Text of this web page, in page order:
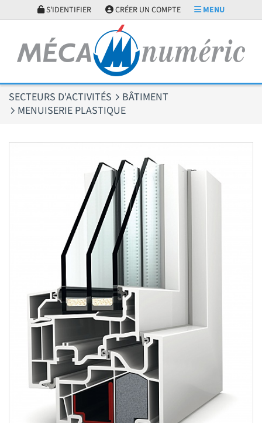
S'IDENTIFIER CRÉER UN COMPTE MENU
SECTEURS D'ACTIVITÉS
BÂTIMENT
MENUISERIE PLASTIQUE
Panneau de gestion des cookies